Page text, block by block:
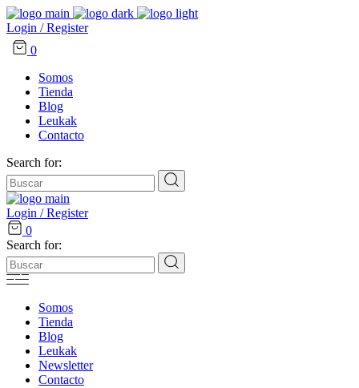
Login / Register
0
Somos
Tienda
Blog
Leukak
Contacto
Search for:
Login / Register
0
Search for:
Somos
Tienda
Blog
Leukak
Newsletter
Contacto